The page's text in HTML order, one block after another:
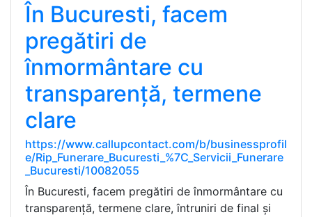
În Bucuresti, facem
pregătiri de
înmormântare cu
transparență, termene
clare
https://www.callupcontact.com/b/businessprofil
e/Rip_Funerare_Bucuresti_%7C_Servicii_Funerare
_Bucuresti/10082055
În Bucuresti, facem pregătiri de înmormântare cu
transparență, termene clare, întruniri de final și